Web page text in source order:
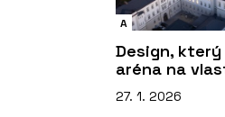
A
Design,
aréna na
27. 1. 2026